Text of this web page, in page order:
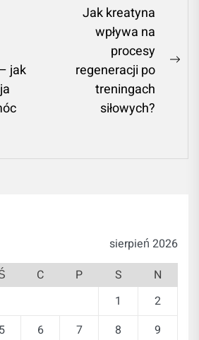
jak
Jak kreatyna
wpływa na
procesy
regeneracji po
treningach
siłowych?
sierpień 2026
C P S
N
1
2
5 6 7 8
9